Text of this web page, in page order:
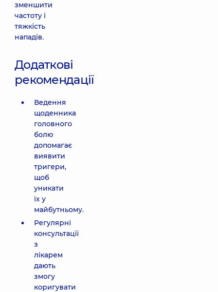
зменшити
частоту і
тяжкість
нападів.
Додаткові
рекомендації
Ведення
щоденника
головного
болю
допомагає
виявити
тригери,
щоб
уникати
їх у
майбутньому.
Регулярні
консультації
з
лікарем
дають
змогу
коригувати